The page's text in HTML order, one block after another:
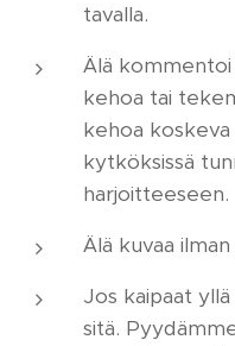
tavalla.
Älä
kehoa tai
kehoa koskeva
kytköksissä
harjoitteeseen.
Älä kuvaa ilman
Jos kaipaat
sitä.